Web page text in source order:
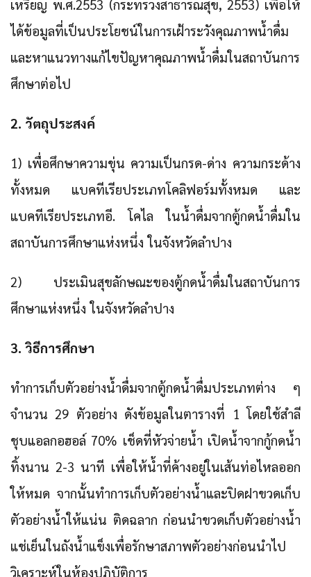
เหรียญ พ.ศ.2553 (กระทรวงสาธารณสุข, 2553) เพื่อให้
ได้ข้อมูลที่เป็นประโยชน์ในการเฝ้าระวังคุณภาพน้ำดื่ม
และหาแนวทางแก้ไขปัญหาคุณภาพน้ำดื่มในสถาบันการ
ศึกษาต่อไป
2. วัตถุประสงค์
1) เพื่อศึกษาความขุ่น ความเป็นกรด-ด่าง ความกระด้าง
ทั้งหมด แบคทีเรียประเภทโคลิฟอร์มทั้งหมด และ
แบคทีเรียประเภทอี. โคไล ในน้ำดื่มจากตู้กดน้ำดื่มใน
สถาบันการศึกษาแห่งหนึ่ง ในจังหวัดลำปาง
2) ประเมินสุขลักษณะของตู้กดน้ำดื่มในสถาบันการ
ศึกษาแห่งหนึ่ง ในจังหวัดลำปาง
3. วิธีการศึกษา
ทำการเก็บตัวอย่างน้ำดื่มจากตู้กดน้ำดื่มประเภทต่าง ๆ
จำนวน 29 ตัวอย่าง ดังข้อมูลในตารางที่ 1 โดยใช้สำลี
ชุบแอลกอฮอล์ 70% เช็ดที่หัวจ่ายน้ำ เปิดน้ำจากกู้กดน้ำ
ทิ้งนาน 2-3 นาที เพื่อให้น้ำที่ค้างอยู่ในเส้นท่อไหลออก
ให้หมด จากนั้นทำการเก็บตัวอย่างน้ำและปิดฝาขวดเก็บ
ตัวอย่างน้ำให้แน่น ติดฉลาก ก่อนนำขวดเก็บตัวอย่างน้ำ
แช่เย็นในถังน้ำแข็งเพื่อรักษาสภาพตัวอย่างก่อนนำไป
วิเคราะห์ในห้องปฏิบัติการ